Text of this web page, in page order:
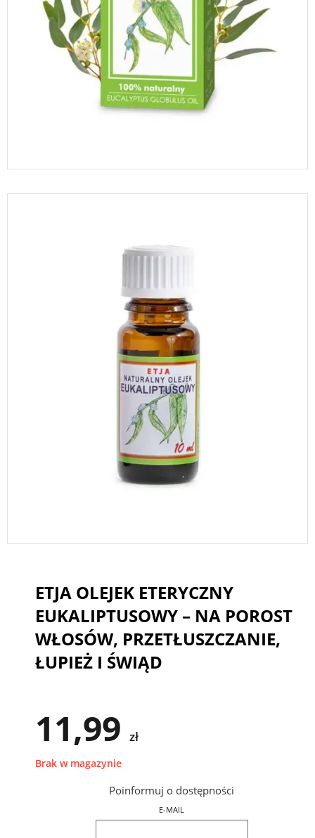
ETJA OLEJEK ETERYCZNY
EUKALIPTUSOWY – NA POROST
WŁOSÓW, PRZETŁUSZCZANIE,
ŁUPIEŻ I ŚWIĄD
11,99 zł
Brak w magazynie
Poinformuj o dostępności
E-MAIL